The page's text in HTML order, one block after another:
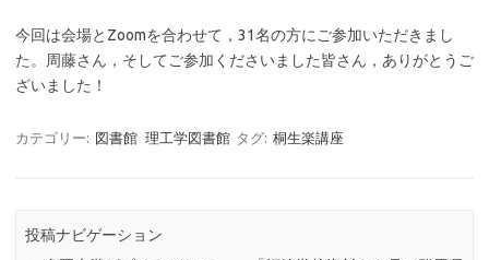
今回は会場とZoomを合わせて，31名の方にご参加いただきまし
た。周藤さん，そしてご参加くださいました皆さん，ありがとうご
ざいました！
カテゴリー: 図書館 理工学図書館 タグ: 桐生楽講座
投稿ナビゲーション